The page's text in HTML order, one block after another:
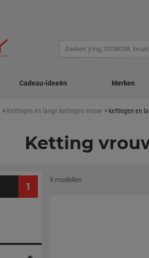
Cadeau-ideeën Merken
Kettingen en lange kettingen vrouw kettingen en
Ketting
1
9 modellen